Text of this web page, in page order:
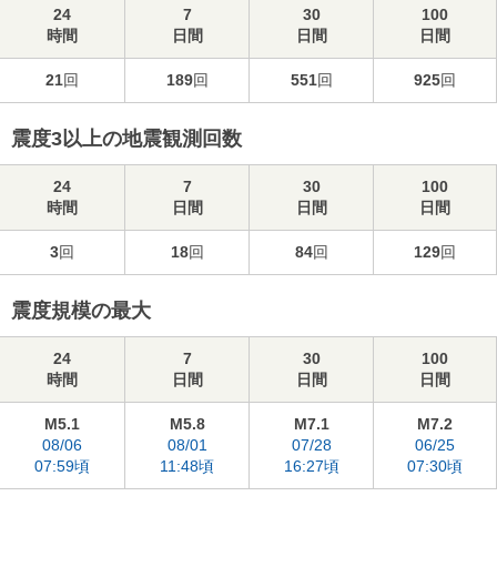
24
時間
7
日間
30
日間
100
日間
21回 189回 551回 925回
震度3以上の地震観測回数
24
時間
7
日間
30
日間
100
日間
3回 18回 84回 129回
震度規模の最大
24
時間
7
日間
30
日間
100
日間
M5.1
08/06
07:59頃
M5.8
08/01
11:48頃
M7.1
07/28
16:27頃
M7.2
06/25
07:30頃